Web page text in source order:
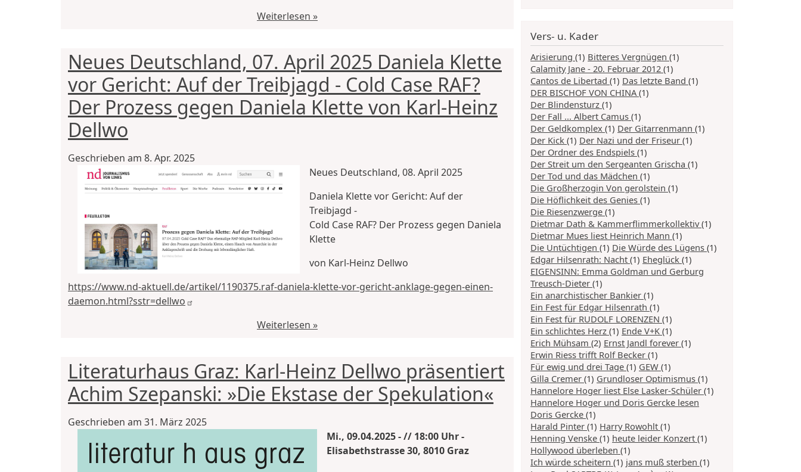
Weiterlesen »
Neues Deutschland, 07. April 2025 Daniela Klette
vor Gericht: Auf der Treibjagd - Cold Case RAF?
Der Prozess gegen Daniela Klette von Karl-Heinz
Dellwo
Geschrieben am 8. Apr. 2025
Neues Deutschland, 08. April 2025
Daniela Klette vor Gericht: Auf der
Treibjagd -
Cold Case RAF? Der Prozess gegen Daniela
Klette
von Karl-Heinz Dellwo
https://www.nd-aktuell.de/artikel/1190375.raf-daniela-klette-vor-gericht-anklage-gegen-einen-
daemon.html?sstr=dellwo
Weiterlesen »
Literaturhaus Graz: Karl-Heinz Dellwo präsentiert
Achim Szepanski: »Die Ekstase der Spekulation«
Geschrieben am 31. März 2025
Mi., 09.04.2025 - // 18:00 Uhr -
Elisabethstrasse 30, 8010 Graz
Vers- u. Kader
Arisierung (1) Bitteres Vergnügen (1)
Calamity Jane - 20. Februar 2012 (1)
Cantos de Libertad (1) Das letzte Band (1)
DER BISCHOF VON CHINA(1)
Der Blindensturz (1)
Der Fall ... Albert Camus (1)
Der Geldkomplex (1) Der Gitarrenmann (1)
Der Kick (1) Der Nazi und der Friseur (1)
Der Ordner des Endspiels (1)
Der Streit um den Sergeanten Grischa (1)
Der Tod und das Mädchen (1)
Die Großherzogin Von gerolstein (1)
Die Höflichkeit des Genies (1)
Die Riesenzwerge (1)
Dietmar Dath & Kammerflimmerkollektiv(1)
Dietmar Mues liest Heinrich Mann (1)
Die Untüchtigen (1) Die Würde des Lügens (1)
Edgar Hilsenrath: Nacht (1) Eheglück (1)
EIGENSINN: Emma Goldman und Gerburg
Treusch-Dieter (1)
Ein anarchistischer Bankier (1)
Ein Fest für Edgar Hilsenrath (1)
Ein Fest für RUDOLF LORENZEN (1)
Ein schlichtes Herz (1) Ende V+K (1)
Erich Mühsam (2) Ernst Jandl forever (1)
Erwin Riess trifft Rolf Becker (1)
Für ewig und drei Tage (1) GEW (1)
Gilla Cremer (1) Grundloser Optimismus (1)
Hannelore Hoger liest Else Lasker-Schüler (1)
Hannelore Hoger und Doris Gercke lesen
Doris Gercke (1)
Harald Pinter (1) Harry Rowohlt (1)
Henning Venske (1) heute leider Konzert (1)
Hollywood überleben (1)
Ich würde scheitern (1) jans muß sterben (1)